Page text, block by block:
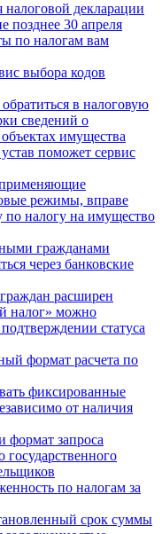
налоговой декларации
30 апреля
по налогам вам
выбора кодов
в налоговую
сведений о
имущества
поможет сервис
режимы, вправе
по налогу на имущество
гражданами
через банковские
расширен
налог» можно
статуса
формат расчета по
фиксированные
от наличия
формат запроса
по налогам за
срок суммы